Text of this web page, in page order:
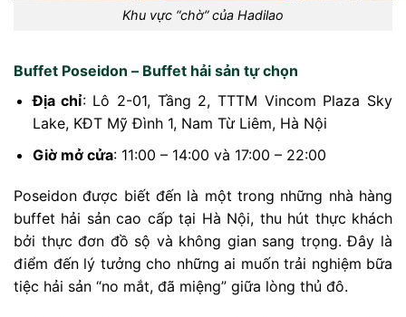
Khu vực “chờ” của Hadilao
Buffet Poseidon – Buffet hải sản tự chọn​
Địa chỉ: Lô 2-01, Tầng 2, TTTM Vincom Plaza Sky
Lake, KĐT Mỹ Đình 1, Nam Từ Liêm, Hà Nội
Giờ mở cửa: 11:00 – 14:00 và 17:00 – 22:00
Poseidon được biết đến là một trong những nhà hàng
buffet hải sản cao cấp tại Hà Nội, thu hút thực khách
bởi thực đơn đồ sộ và không gian sang trọng. Đây là
điểm đến lý tưởng cho những ai muốn trải nghiệm bữa
tiệc hải sản “no mắt, đã miệng” giữa lòng thủ đô.